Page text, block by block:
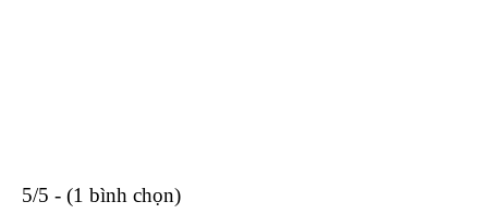
5/5 - (1 bình chọn)